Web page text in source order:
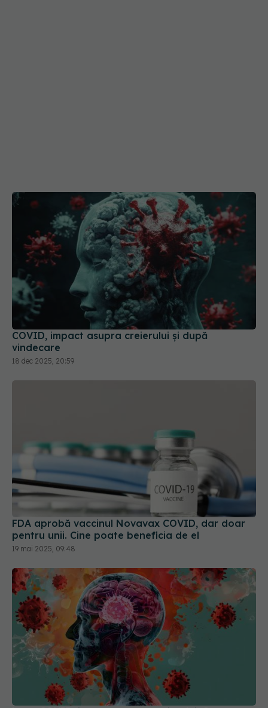
COVID, impact asupra creierului și după
vindecare
18 dec 2025, 20:59
FDA aprobă vaccinul Novavax COVID, dar doar
pentru unii. Cine poate beneficia de el
19 mai 2025, 09:48
Long COVID, impact asupra creierului. Crește
riscul de boli neurodegenerative